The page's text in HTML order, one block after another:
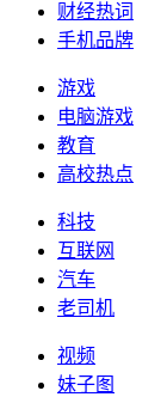
财经热词
手机品牌
游戏
电脑游戏
教育
高校热点
科技
互联网
汽车
老司机
视频
妹子图